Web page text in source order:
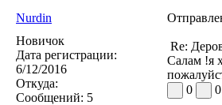
Nurdin
Новичок
Дата регистрации:
6/12/2016
Откуда:
Сообщений: 5
Re:
Салам !я
0
0